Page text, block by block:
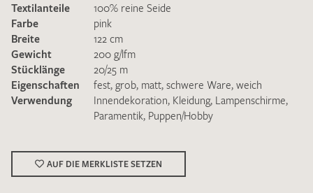
Ich bin damit einverstanden, dass meine angegebenen Daten
zur Beantwortung meiner Musteranfrage genutzt werden.
DieDatenschutzbestimmungenhabe ich zur Kenntnis
Textilanteile
100% reine Seide
Farbe
pink
Breite
122 cm
Gewicht
200 g/lfm
Stücklänge
20/25 m
Eigenschaften
fest, grob, matt, schwere Ware, weich
Verwendung
Innendekoration, Kleidung, Lampenschirme,
Paramentik, Puppen/Hobby
AUF DIE MERKLISTE SETZEN